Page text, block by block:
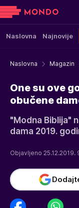
Naslovna Najnovije
Naslovna Magazin
One su ove
obučene
"Modna Biblija"
dama 2019.
Objavljeno 25.12.2019.